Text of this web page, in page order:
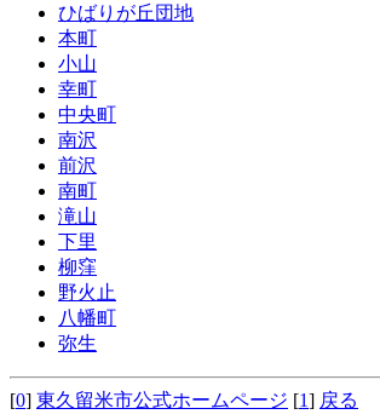
ひばりが丘団地
本町
小山
幸町
中央町
南沢
前沢
南町
滝山
下里
柳窪
野火止
八幡町
弥生
[0] 東久留米市公式ホームページ [1] 戻る